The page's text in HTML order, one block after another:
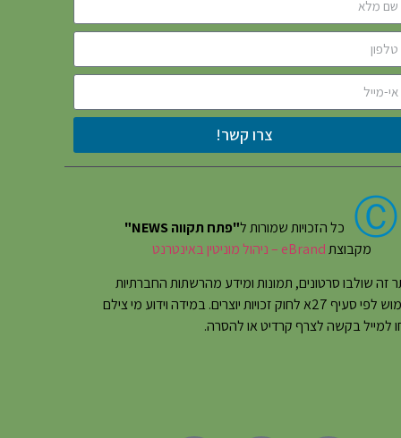
צרו קשר!
Ⓒ כל הזכויות שמורות ל"פתח תקווה NEWS"
מקבוצתeBrand – ניהול מוניטין באינטרנט
זה שולבו סרטונים, תמונות ומידע מהרשתות החברתיות
בשימוש לפי סעיף 27א לחוק זכויות יוצרים. במידה וידוע מי צילם
למייל בקשה לצרף קרדיט או להסרה.